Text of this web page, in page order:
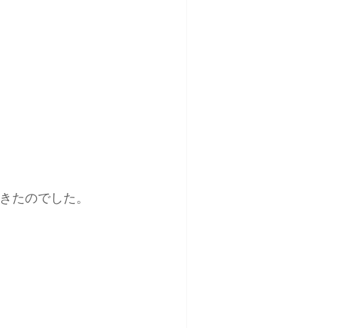
たのでした。